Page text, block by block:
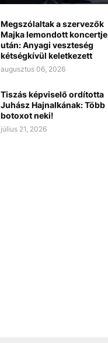
Megszólaltak a szervezők
Majka lemondott koncertje
után: Anyagi veszteség
kétségkívül keletkezett
augusztus 06, 2026
Tiszás képviselő ordította
Juhász Hajnalkának: Több
botoxot neki!
július 21, 2026